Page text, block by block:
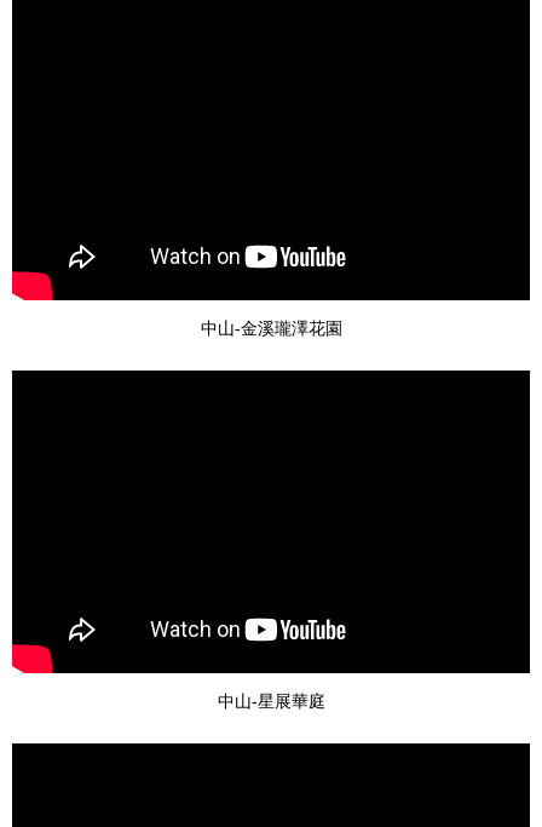
中山-金溪瓏澤花園
中山-星展華庭